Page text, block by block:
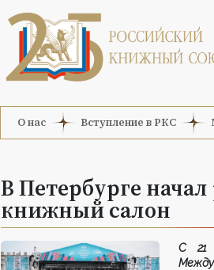
О нас Вступление в РКС
В Петербурге
книжный салон
С 21